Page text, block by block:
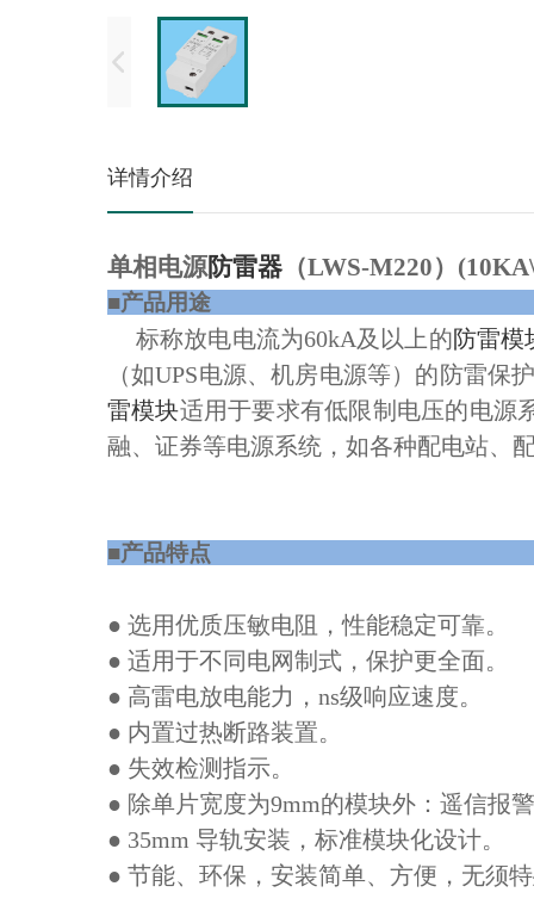
详情介绍
单相电源防雷器 （LWS-M220）
■产品
标称放电电流为60kA及以上的防雷模
（如UPS电源、机房电源等）的防雷保
雷模块适用于要求有低限制电压的电源
融、证券等电源系统，如各种配电站、
■产品
● 选用优质压敏电阻，性能稳定可靠。
● 适用于不同电网制式，保护更全面。
● 高雷电放电能力， ns级响应速度。
● 内置过热断路装置。
● 失效检测指示。
● 除单片宽度为9mm的模块外：遥信报
● 35mm 导轨安装，标准模块化设计。
● 节能、环保，安装简单、方便，无须